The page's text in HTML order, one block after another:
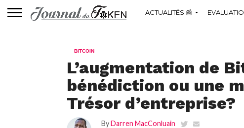
ACTUALITÉS 📰
BITCOIN
L’augmentation de
bénédiction ou une
Trésor d’entreprise?
ByDarren MacConluain